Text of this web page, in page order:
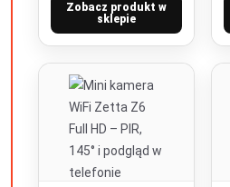
Zobacz produkt w
sklepie